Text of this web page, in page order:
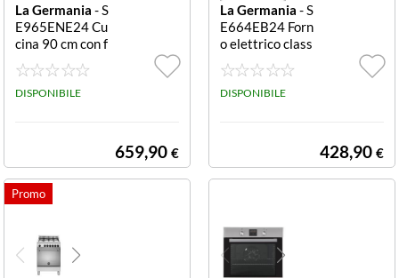
La Germania - S
E965ENE24 Cu
cina 90 cm con f
orno elettrico 5
fuochi SE965EN
E/24 CUCINA 9
ALZATINA
DISPONIBILE
659,90 €
La Germania - S
E664EB24 Forn
o elettrico class
e F SE664EB/2
4 CUCINA 60X
60 EL MULTI 4F
DISPONIBILE
428,90 €